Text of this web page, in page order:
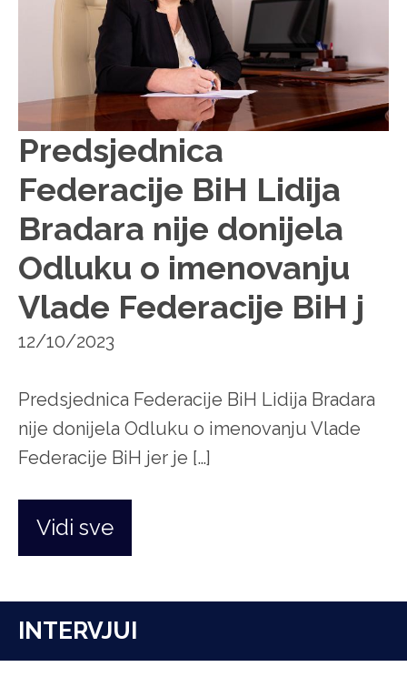
Predsjednica
Federacije BiH Lidija
Bradara nije donijela
Odluku o imenovanju
Vlade Federacije BiH j
12/10/2023
Predsjednica Federacije BiH Lidija Bradara
nije donijela Odluku o imenovanju Vlade
Federacije BiH jer je […]
Vidi sve
INTERVJUI